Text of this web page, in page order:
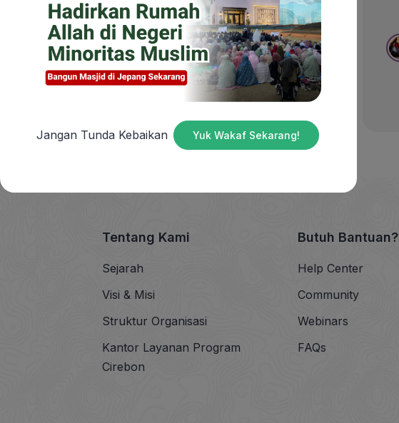
Tentang Kami
Sejarah
Visi & Misi
Struktur Organisasi
Kantor Layanan Program
Cirebon
Butuh Bantuan?
Help Center
Community
Webinars
FAQs
Jangan Tunda Kebaikan Yuk Wakaf Sekarang!